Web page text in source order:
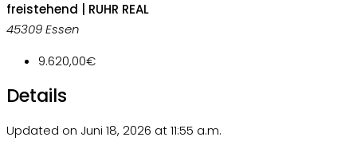
freistehend | RUHR REAL
45309 Essen
9.620,00€
Details
Updated on Juni 18, 2026 at 11:55 a.m.